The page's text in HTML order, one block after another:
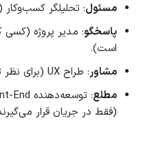
مسئول: تحلیلگر
پاسخگو: مدیر پروژه
است).
مشاور: طراح UX (برای نظر تخصصی).
مطلع
(فقط در جریان قرار